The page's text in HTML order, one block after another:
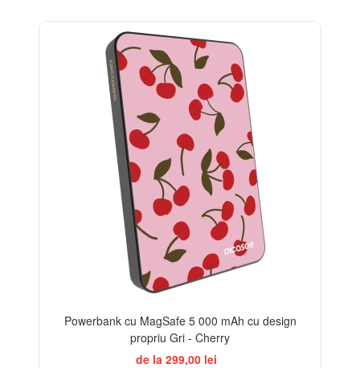
Powerbank cu MagSafe 5 000 mAh cu design
propriu Gri - Cherry
de la 299,00 lei